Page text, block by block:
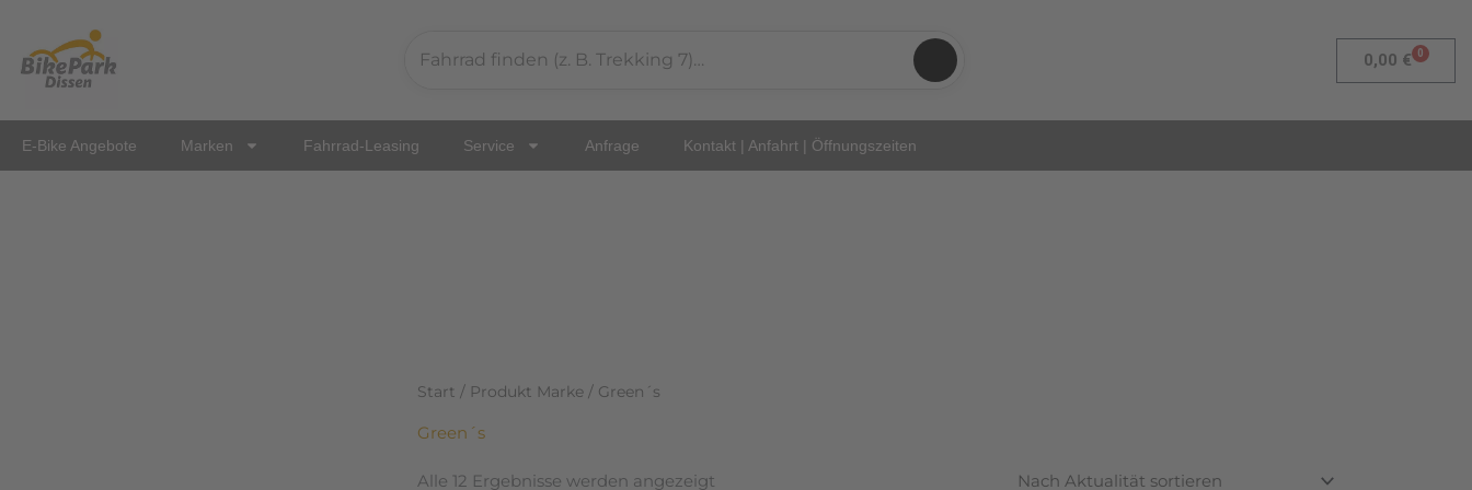
springen
0,00 € 0
E-Bike Angebote Marken Fahrrad-Leasing Service Anfrage Kontakt | Anfahrt | Öffnungszeiten
Start / Produkt Marke / Green´s
Green´s
Alle 12 Ergebnisse werden angezeigt